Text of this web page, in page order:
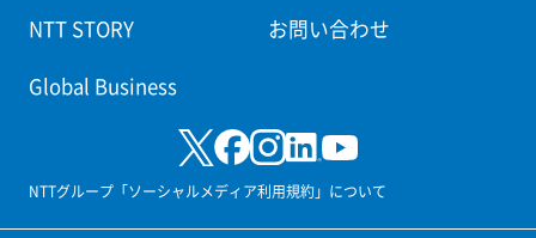
NTT STORY お問い合わせ
Global Business
NTTグループ「ソーシャルメディア利用規約」について